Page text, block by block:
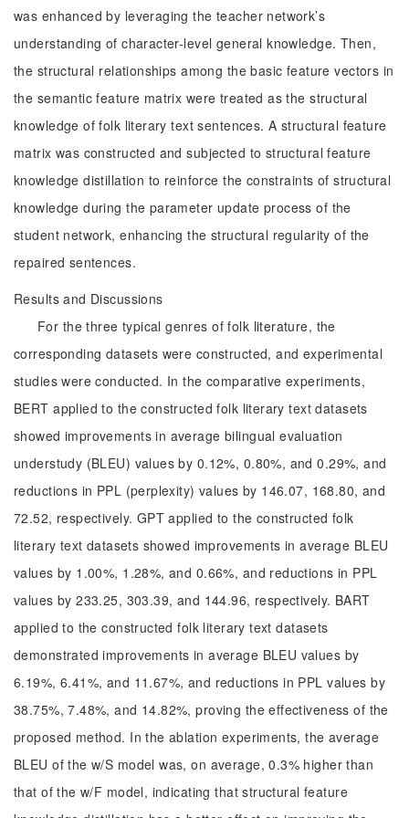
was enhanced by leveraging the teacher network’s
understanding of character-level general knowledge. Then,
the structural relationships among the basic feature vectors in
the semantic feature matrix were treated as the structural
knowledge of folk literary text sentences. A structural feature
matrix was constructed and subjected to structural feature
knowledge distillation to reinforce the constraints of structural
knowledge during the parameter update process of the
student network, enhancing the structural regularity of the
repaired sentences.
Results and Discussions
For the three typical genres of folk literature, the
corresponding datasets were constructed, and experimental
studies were conducted. In the comparative experiments,
BERT applied to the constructed folk literary text datasets
showed improvements in average bilingual evaluation
understudy (BLEU) values by 0.12%, 0.80%, and 0.29%, and
reductions in PPL (perplexity) values by 146.07, 168.80, and
72.52, respectively. GPT applied to the constructed folk
literary text datasets showed improvements in average BLEU
values by 1.00%, 1.28%, and 0.66%, and reductions in PPL
values by 233.25, 303.39, and 144.96, respectively. BART
applied to the constructed folk literary text datasets
demonstrated improvements in average BLEU values by
6.19%, 6.41%, and 11.67%, and reductions in PPL values by
38.75%, 7.48%, and 14.82%, proving the effectiveness of the
proposed method. In the ablation experiments, the average
BLEU of the w/S model was, on average, 0.3% higher than
that of the w/F model, indicating that structural feature